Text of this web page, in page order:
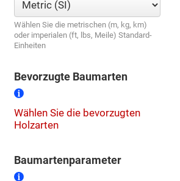
Wählen Sie die metrischen (m, kg, km)
oder imperialen (ft, lbs, Meile) Standard-
Einheiten
Bevorzugte Baumarten
Wählen Sie die bevorzugten
Holzarten
Baumartenparameter